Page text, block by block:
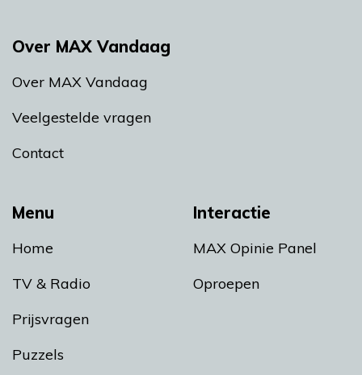
Menu
Home
TV & Radio
Prijsvragen
Puzzels
Interactie
MAX Opinie Panel
Oproepen
Over MAX Vandaag
Over MAX Vandaag
Veelgestelde vragen
Contact